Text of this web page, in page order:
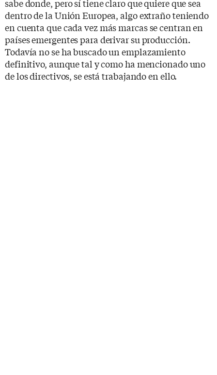
sabe donde, pero sí tiene claro que quiere que sea
dentro de la Unión Europea, algo extraño teniendo
en cuenta que cada vez más marcas se centran en
países emergentes para derivar su producción.
Todavía no se ha buscado un emplazamiento
definitivo, aunque tal y como ha mencionado uno
de los directivos, se está trabajando en ello.